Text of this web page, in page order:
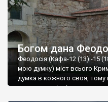
Богом дана
Феодосія (Кафа-12 (13) -15
мою думку) міст всього
думка в кожного своя, тому
запрошую відвідати це